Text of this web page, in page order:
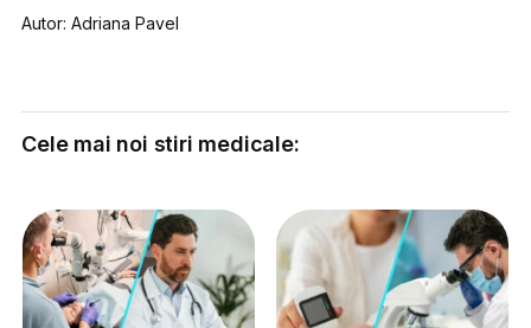
Autor: Adriana Pavel
Cele mai noi stiri medicale: